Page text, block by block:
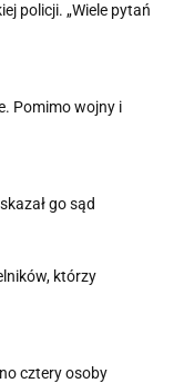
policji. „Wiele pytań
Pomimo wojny i
go sąd
którzy
cztery osoby